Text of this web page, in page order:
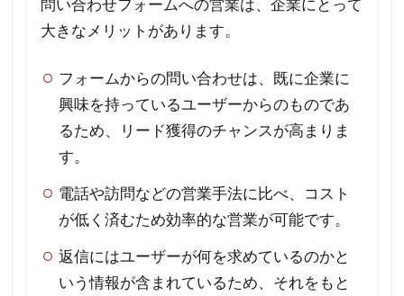
せフ
ォー
の営
業文
面を
頻度
はど
らい
が適
問い合わせフォームへの営業は、企業にとって
大きなメリットがあります。
フォームからの問い合わせは、既に企業に
興味を持っているユーザーからのものであ
るため、リード獲得のチャンスが高まりま
す。
電話や訪問などの営業手法に比べ、コスト
が低く済むため効率的な営業が可能です。
返信にはユーザーが何を求めているのかと
いう情報が含まれているため、それをもと